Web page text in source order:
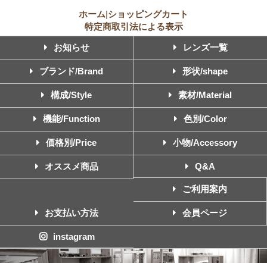
ホーム|ショッピングカート
特定商取引法による表示
お知らせ レンズ一覧
ブランド/Brand 形状/shape
構成/Style 素材/Material
機能/Function 色別/Color
価格別/Price 小物/Accessory
オススメ商品 Q&A
ご利用案内
お支払い方法 会員ページ
instagram